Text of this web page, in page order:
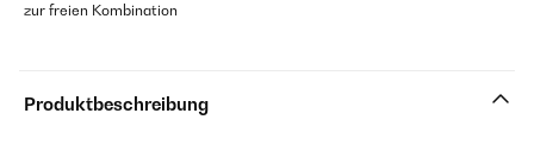
zur freien Kombination
Produktbeschreibung